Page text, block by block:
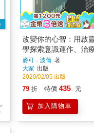
改變你的心智：用啟
學探索意識運作、治
鬱、面對死亡與看見超
麥可．波倫著
大家 出版
2020/02/05 出版
79 折 特價 435 元
加入購物車